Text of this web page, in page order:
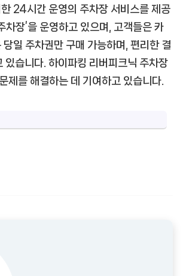
24시간 운영의 주차장 서비스를 제공
장’을 운영하고 있으며, 고객들은 카
일 주차권만 구매 가능하며, 편리한 결
습니다. 하이파킹 리버피크닉 주차장
제를 해결하는 데 기여하고 있습니다.